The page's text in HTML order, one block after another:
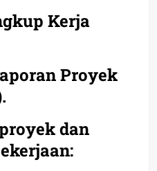
Kerja
Proyek
dan